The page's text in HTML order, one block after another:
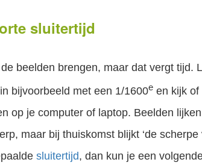
sluitertijd
beelden brengen, maar dat vergt tijd.
bijvoorbeeld met een 1/1600e en kijk of
op je computer of laptop. Beelden
maar bij thuiskomst blijkt ‘de
sluitertijd, dan kun je een